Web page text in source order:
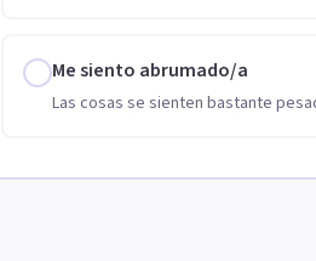
Me siento abrumado/a
Las cosas se sienten bastante